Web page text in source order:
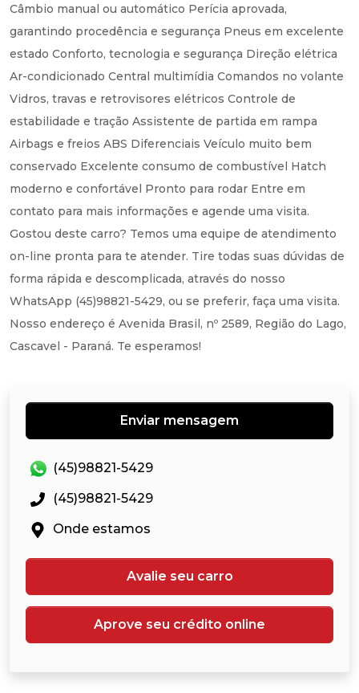
Câmbio manual ou automático Perícia aprovada,
garantindo procedência e segurança Pneus em excelente
estado Conforto, tecnologia e segurança Direção elétrica
Ar-condicionado Central multimídia Comandos no volante
Vidros, travas e retrovisores elétricos Controle de
estabilidade e tração Assistente de partida em rampa
Airbags e freios ABS Diferenciais Veículo muito bem
conservado Excelente consumo de combustível Hatch
moderno e confortável Pronto para rodar Entre em
contato para mais informações e agende uma visita.
Gostou deste carro? Temos uma equipe de atendimento
on-line pronta para te atender. Tire todas suas dúvidas de
forma rápida e descomplicada, através do nosso
WhatsApp (45)98821-5429, ou se preferir, faça uma visita.
Nosso endereço é Avenida Brasil, nº 2589, Região do Lago,
Cascavel - Paraná. Te esperamos!
Enviar mensagem
(45)98821-5429
(45)98821-5429
Onde estamos
Avalie seu carro
Aprove seu crédito online